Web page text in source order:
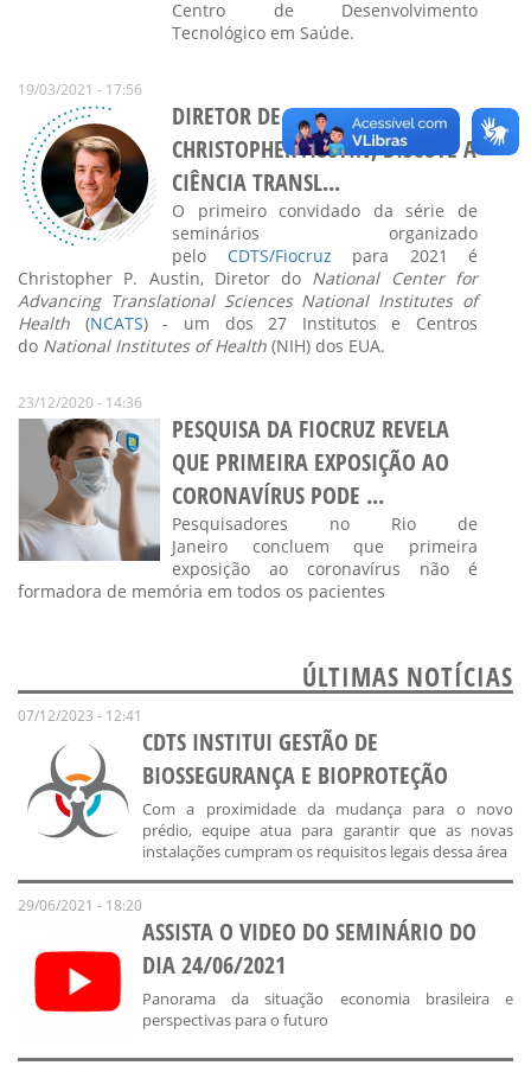
Centro de Desenvolvimento
Tecnológico em Saúde.
19/03/2021 - 17:56
DIRETOR DE CENTRO DO NIH,
CHRISTOPHER AUSTIN, DISCUTE A
CIÊNCIA TRANSL...
O primeiro convidado da série de
seminários organizado
pelo CDTS/Fiocruz para 2021 é
Christopher P. Austin, Diretor do National Center for
Advancing Translational Sciences National Institutes of
Health (NCATS) - um dos 27 Institutos e Centros
do National Institutes of Health (NIH) dos EUA.
23/12/2020 - 14:36
PESQUISA DA FIOCRUZ REVELA
QUE PRIMEIRA EXPOSIÇÃO AO
CORONAVÍRUS PODE ...
Pesquisadores no Rio de
Janeiro concluem que primeira
exposição ao coronavírus não é
formadora de memória em todos os pacientes
ÚLTIMAS NOTÍCIAS
07/12/2023 - 12:41
CDTS INSTITUI GESTÃO DE
BIOSSEGURANÇA E BIOPROTEÇÃO
Com a proximidade da mudança para o novo
prédio, equipe atua para garantir que as novas
instalações cumpram os requisitos legais dessa área
29/06/2021 - 18:20
ASSISTA O VIDEO DO SEMINÁRIO DO
DIA 24/06/2021
Panorama da situação economia brasileira e
perspectivas para o futuro